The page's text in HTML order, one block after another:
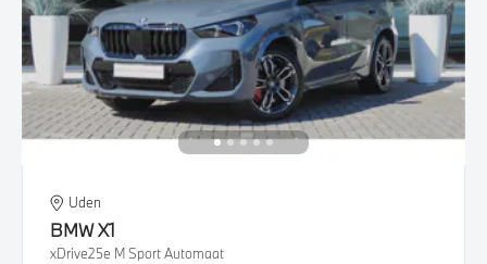
Uden
BMWX1
xDrive25e M Sport Automaat